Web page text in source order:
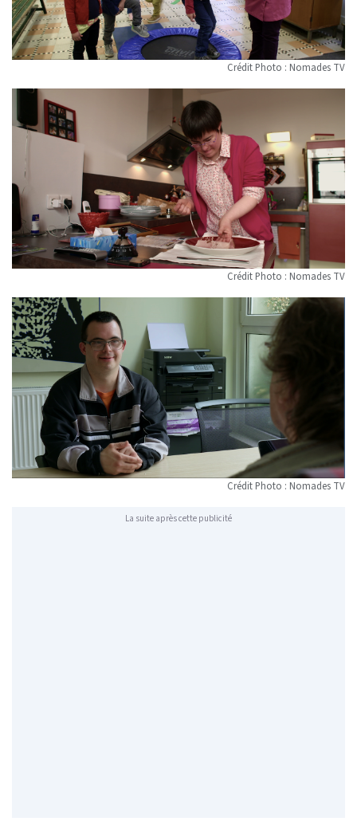
Crédit Photo : Nomades TV
Crédit Photo : Nomades TV
Crédit Photo : Nomades TV
La suite après cette publicité